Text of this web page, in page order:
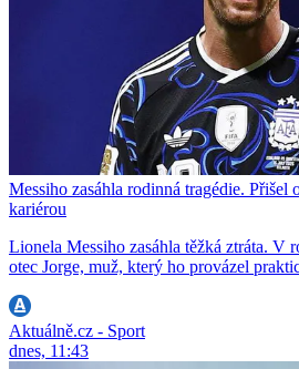
Messiho zasáhla rodinná tragédie. Přišel
kariérou
Lionela Messiho zasáhla těžká ztráta. V
otec Jorge, muž, který ho provázel
Aktuálně.cz - Sport
dnes, 11:43